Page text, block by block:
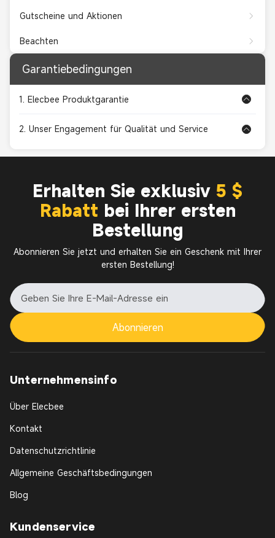
Gutscheine und Aktionen
Beachten
Garantiebedingungen
1. Elecbee Produktgarantie
2. Unser Engagement für Qualität und Service
Erhalten Sie exklusiv 5 $
Rabatt bei Ihrer ersten
Bestellung
Abonnieren Sie jetzt und erhalten Sie ein Geschenk mit Ihrer
ersten Bestellung!
Abonnieren
Unternehmensinfo
Über Elecbee
Kontakt
Datenschutzrichtlinie
Allgemeine Geschäftsbedingungen
Blog
Kundenservice